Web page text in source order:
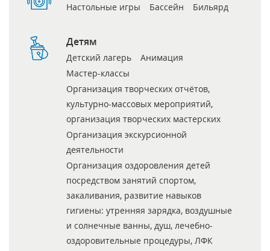
Настольные игры Бассейн Бильярд
Детям
Детский лагерь
Анимация
Мастер-классы
Организация творческих отчётов,
культурно-массовых мероприятий,
организация творческих мастерских
Организация экскурсионной
деятельности
Организация оздоровления детей
посредством занятий спортом,
закаливания, развитие навыков
гигиены: утренняя зарядка, воздушные
и солнечные ванны, душ, лечебно-
оздоровительные процедуры, ЛФК